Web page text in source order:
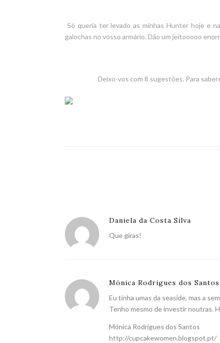
Só queria ter levado as minhasHunter hoje e
galochas no vosso armário. Dão um jeitooooo
Deixo-vos com 8 sugestões. Para
Daniela da Costa Silva
Que giras!
Mónica Rodrigues dos Santos
Eu tinha umas da seaside, mas a
Tenho mesmo de investir noutras.
Mónica Rodrigues dos Santos
http://cupcakewomen.blogspot.pt/